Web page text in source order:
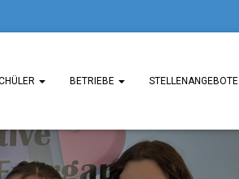
BETRIEBE STELLENANGEBOTE